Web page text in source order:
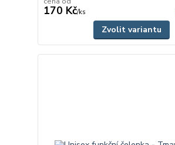
170 Kč/ks
Zvolit variantu